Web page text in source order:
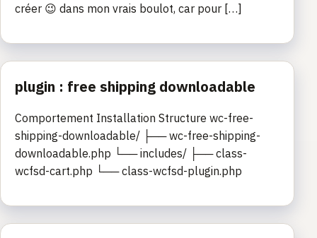
créer 😉 dans mon vrais boulot, car pour […]
plugin : free shipping downloadable
Comportement Installation Structure wc-free-
shipping-downloadable/ ├── wc-free-shipping-
downloadable.php └── includes/ ├── class-
wcfsd-cart.php └── class-wcfsd-plugin.php